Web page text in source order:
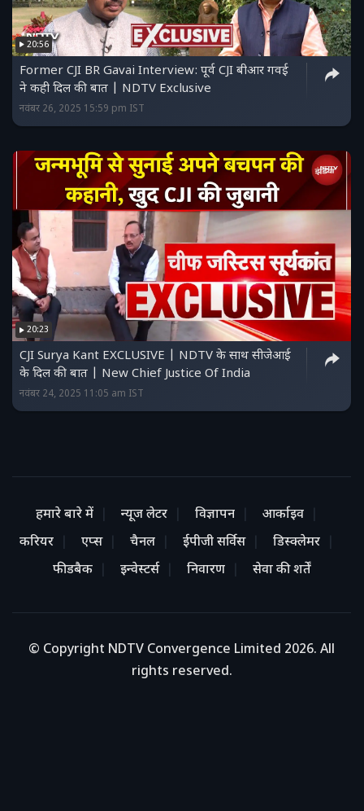
20:56
Former CJI BR Gavai Interview: पूर्व CJI बीआर गवई
ने कही दिल की बात | NDTV Exclusive
नवंबर 26, 2025 15:59 pm IST
20:23
CJI Surya Kant EXCLUSIVE | NDTV के साथ सीजेआई
के दिल की बात | New Chief Justice Of India
नवंबर 24, 2025 11:05 am IST
हमारे बारे में न्यूज लेटर विज्ञापन
आर्काइव
करियर
एप्स चैनल ईपीजी सर्विस
डिस्क्लेमर
फीडबैक
इन्वेस्टर्स निवारण सेवा की शर्तें
© Copyright NDTV Convergence Limited 2026. All
rights reserved.